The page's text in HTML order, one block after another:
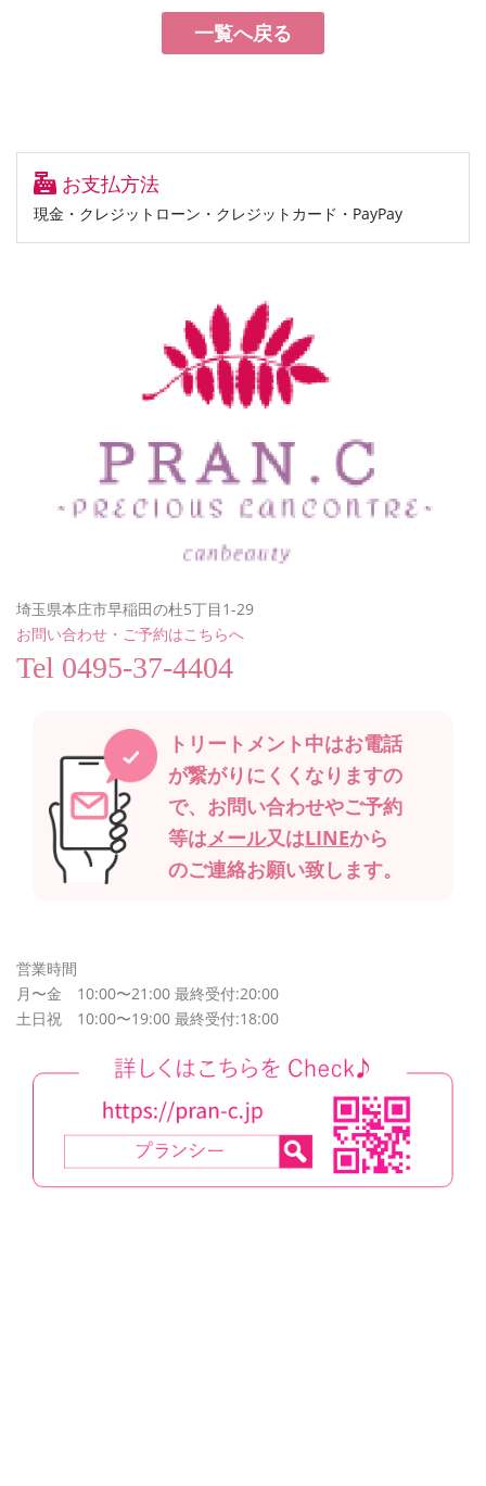
一覧へ戻る
お支払方法
現金・クレジットローン・クレジットカード・PayPay
埼玉県本庄市早稲田の杜5丁目1-29
お問い合わせ・ご予約はこちらへ
Tel 0495-37-4404
トリートメント中はお電話
が繋がりにくくなりますの
で、 お問い合わせやご予約
等はメール又はLINEから
のご連絡お願い致します。
営業時間
月〜金 10:00〜21:00 最終受付:20:00
土日祝 10:00〜19:00 最終受付:18:00